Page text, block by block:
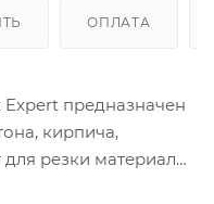
ОПЛАТА
предназначен
кирпича,
резки материалов